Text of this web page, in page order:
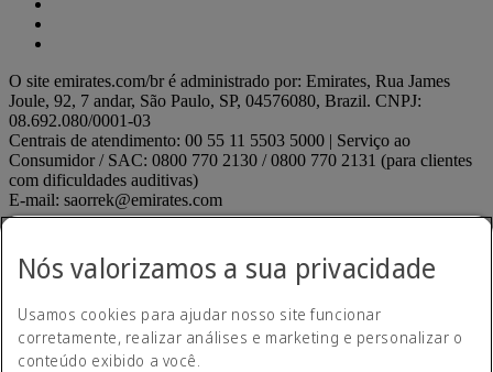
O site emirates.com/br é administrado por: Emirates, Rua James
Joule, 92, 7 andar, São Paulo, SP, 04576080, Brazil. CNPJ:
08.692.080/0001-03
Centrais de atendimento: 00 55 11 5503 5000 | Serviço ao
Consumidor / SAC: 0800 770 2130 / 0800 770 2131 (para clientes
com dificuldades auditivas)
E-mail: saorrek@emirates.com
Contate-nos
Política de privacidade
Política de Cookies
Segurança cibernética
Declaração de transparência relativa à Lei sobre Escravidão
Nós valorizamos a sua privacidade
Usamos cookies para ajudar nosso site funcionar
corretamente, realizar análises e marketing e personalizar o
conteúdo exibido a você.